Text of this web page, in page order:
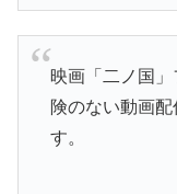
映画「二ノ国
険のない動画
す。